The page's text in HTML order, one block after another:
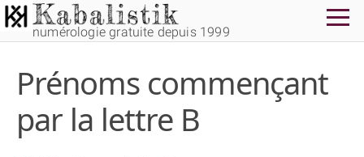
numérologie gratuite depuis 1999
Prénoms commençant
par la lettre B